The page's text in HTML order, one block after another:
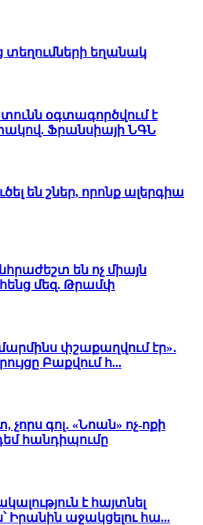
եղանակ
օգտագործվում է
Ֆրանսիայի ՆԳՆ
են շներ, որոնք ալերգիա
են ոչ միայն
հենց մեզ. Թրամփ
փշաքաղվում էր»․
Բաքվում հ...
գոլ․ «Նոան» ոչ-ոքի
հանդիպումը
է հայտնել
Իրանին աջակցելու հա...